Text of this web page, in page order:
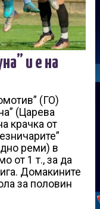
и е на
(ГО)
(Царева
крачка от
реми) в
от 1 т., за да
Домакините
за половин